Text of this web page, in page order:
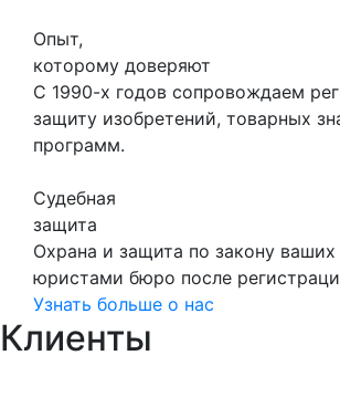
Опыт,
которому доверяют
С 1990-х годов сопровождаем
защиту изобретений, товарных
программ.
Судебная
защита
Охрана и защита по закону ваших
юристами бюро после
Узнать больше о нас
Клиенты